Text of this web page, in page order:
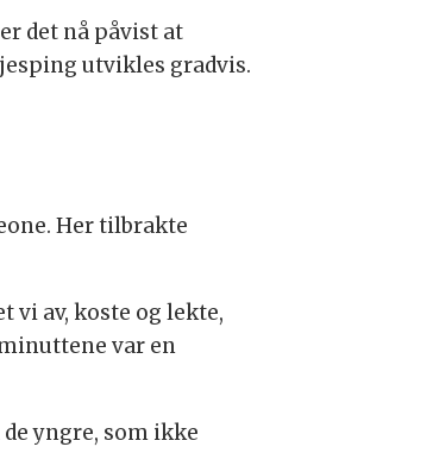
det nå påvist at
utvikles gradvis.
Her tilbrakte
vi av, koste og lekte,
var en
yngre, som ikke